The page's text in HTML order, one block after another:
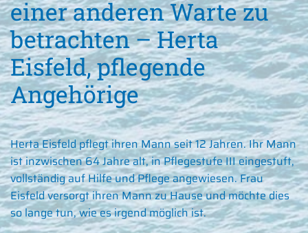
einer anderen Warte zu
betrachten – Herta
Eisfeld, pflegende
Angehörige
Herta Eisfeld pflegt ihren Mann seit 12 Jahren. Ihr Mann
ist inzwischen 64 Jahre alt, in Pflegestufe III eingestuft,
vollständig auf Hilfe und Pflege angewiesen. Frau
Eisfeld versorgt ihren Mann zu Hause und möchte dies
so lange tun, wie es irgend möglich ist.